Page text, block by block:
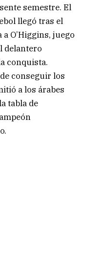
semestre. El
llegó tras el
O’Higgins, juego
delantero
conquista.
conseguir los
a los árabes
tabla de